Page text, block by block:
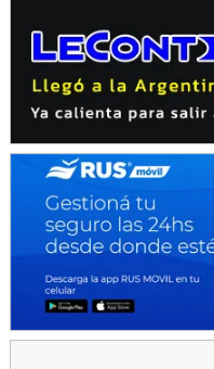
SUR SANTAFESINO - F4
José Samuel Sánchez (Tierra)
Rufino (Santa Fe)
TUCUMANO - F5
Juan Navarro (Asfalto)